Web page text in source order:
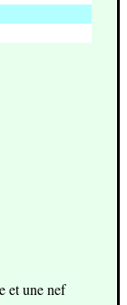
et une nef